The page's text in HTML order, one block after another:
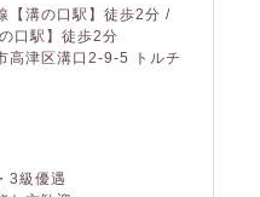
【溝の口駅】徒歩2分 /
口駅】徒歩2分
高津区溝口2-9-5 トルチ
3級優遇